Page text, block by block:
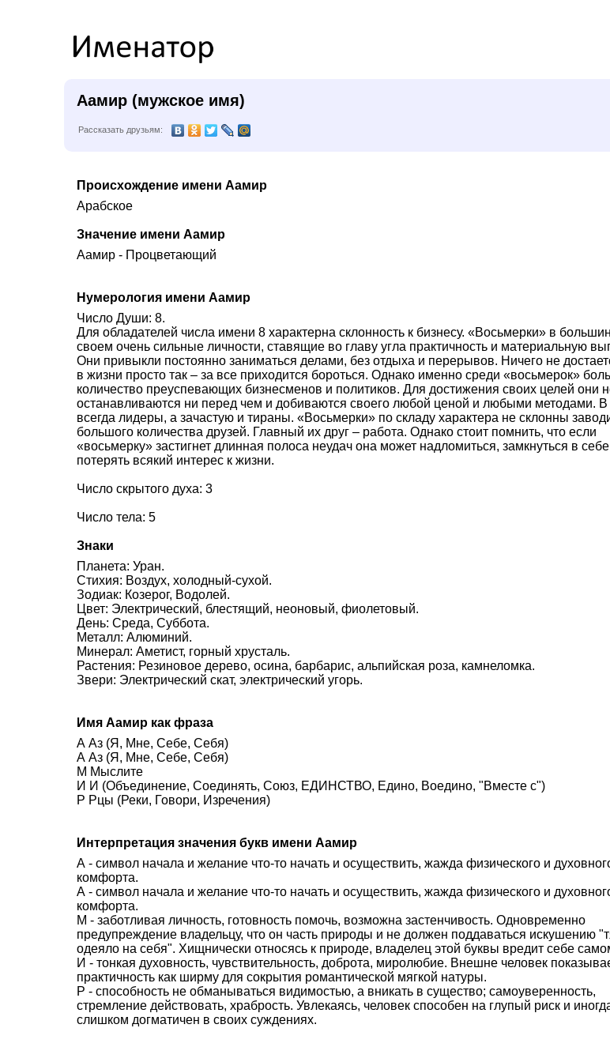
Аамир (мужское имя)
Рассказать друзьям:
Происхождение имени Аамир
Арабское
Значение имени Аамир
Аамир - Процветающий
Нумерология имени Аамир
Число Души: 8.
Для обладателей числа имени 8 характерна склонность к бизнесу. «Восьмерки» в
своем очень сильные личности, ставящие во главу угла практичность и материальную
Они привыкли постоянно заниматься делами, без отдыха и перерывов. Ничего не
в жизни просто так – за все приходится бороться. Однако именно среди «восьмерок»
количество преуспевающих бизнесменов и политиков. Для достижения своих целей они
останавливаются ни перед чем и добиваются своего любой ценой и любыми методами. В
всегда лидеры, а зачастую и тираны. «Восьмерки» по складу характера не склонны
большого количества друзей. Главный их друг – работа. Однако стоит помнить, что если
«восьмерку» застигнет длинная полоса неудач она может надломиться, замкнуться в
потерять всякий интерес к жизни.
Число скрытого духа: 3
Число тела: 5
Знаки
Планета: Уран.
Стихия: Воздух, холодный-сухой.
Зодиак: Козерог, Водолей.
Цвет: Электрический, блестящий, неоновый, фиолетовый.
День: Среда, Суббота.
Металл: Алюминий.
Минерал: Аметист, горный хрусталь.
Растения: Резиновое дерево, осина, барбарис, альпийская роза, камнеломка.
Звери: Электрический скат, электрический угорь.
Имя Аамир как фраза
А Аз (Я, Мне, Себе, Себя)
А Аз (Я, Мне, Себе, Себя)
М Мыслите
И И (Объединение, Соединять, Союз, ЕДИНСТВО, Едино, Воедино, "Вместе с")
Р Рцы (Реки, Говори, Изречения)
Интерпретация значения букв имени Аамир
А - символ начала и желание что-то начать и осуществить, жажда физического и
комфорта.
А - символ начала и желание что-то начать и осуществить, жажда физического и
комфорта.
М - заботливая личность, готовность помочь, возможна застенчивость. Одновременно
предупреждение владельцу, что он часть природы и не должен поддаваться искушению
одеяло на себя". Хищнически относясь к природе, владелец этой буквы вредит себе
И - тонкая духовность, чувствительность, доброта, миролюбие. Внешне человек
практичность как ширму для сокрытия романтической мягкой натуры.
Р - способность не обманываться видимостью, а вникать в существо; самоуверенность,
стремление действовать, храбрость. Увлекаясь, человек способен на глупый риск и
слишком догматичен в своих суждениях.